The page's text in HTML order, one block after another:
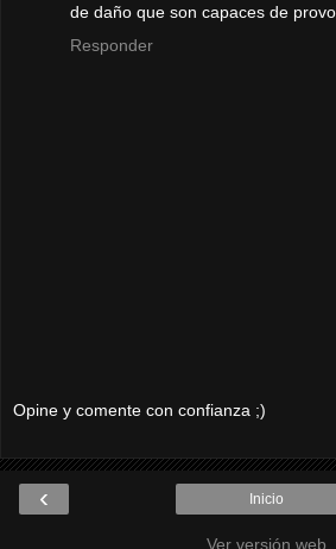
de daño que son capaces de
Responder
Opine y comente con confianza ;)
‹ Inicio
Ver versión web